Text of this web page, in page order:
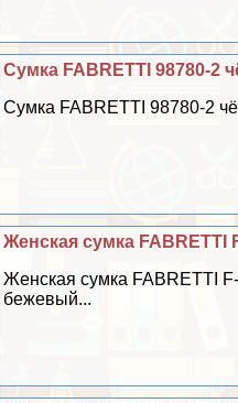
Сумка FABRETTI 98780-2
Сумка FABRETTI 98780-2
Женская сумка FABRETTI
Женская сумка FABRETTI
бежевый...